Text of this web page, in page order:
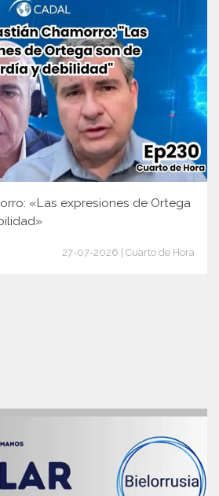
«Las expresiones de Ortega
27-07-2026 | Cuarto de Hora